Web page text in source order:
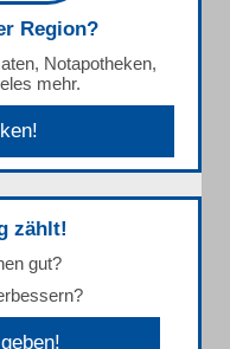
Region?
Notapotheken,
mehr.
zählt!
gut?